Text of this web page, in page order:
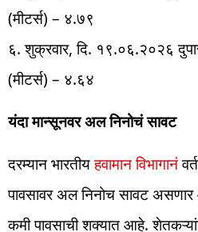
(मीटर्स) – ४.७९
६. शुक्रवार, दि. १९.०६.२०२६
(मीटर्स) – ४.६४
यंदा मान्सूनवर अल निनोचं सावट
दरम्यान भारतीयहवामान विभागानं
पावसावर अल निनोच सावट असणार
कमी पावसाची शक्यात आहे.